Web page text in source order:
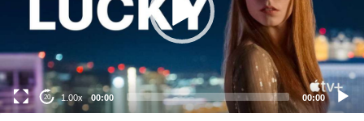
00:00
00:00
1.00x
20